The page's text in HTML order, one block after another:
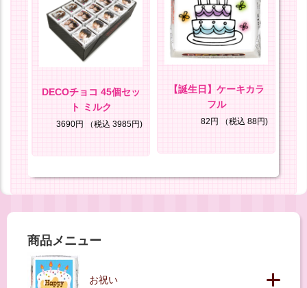
DECOチョコ 45個セッ
ト ミルク
3690円 （税込 3985円)
【誕生日】ケーキカラ
フル
82円 （税込 88円)
商品メニュー
お祝い